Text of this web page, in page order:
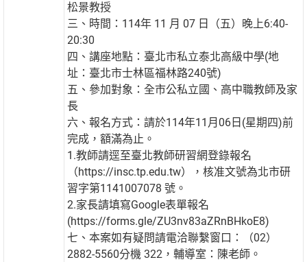
松景教授
三、時間：114年 11 月 07 日（五）晚上6:40-
20:30
四、講座地點：臺北市私立泰北高級中學(地
址：臺北市士林區福林路240號)
五、參加對象：全市公私立國、高中職教師及家
長
六、報名方式：請於114年11月06日(星期四)前
完成，額滿為止。
1.教師請逕至臺北教師研習網登錄報名
（https://insc.tp.edu.tw），核准文號為北市研
習字第1141007078 號。
2.家長請填寫Google表單報名
(https://forms.gle/ZU3nv83aZRnBHkoE8)
七、本案如有疑問請電洽聯繫窗口：（02）
2882-5560分機 322，輔導室：陳老師。